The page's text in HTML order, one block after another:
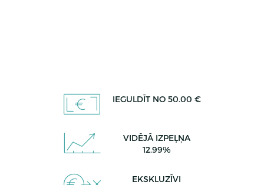
IEGULDĪT NO 50.00 €
VIDĒJĀ IZPEĻŅA
12.99%
EKSKLUZĪVI